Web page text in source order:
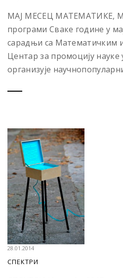
МАЈ МЕСЕЦ МАТЕМАТИКЕ,
програми Сваке године у
сарадњи са Математичким
Центар за промоцију науке
организује
28.01.2014
СПЕКТРИ